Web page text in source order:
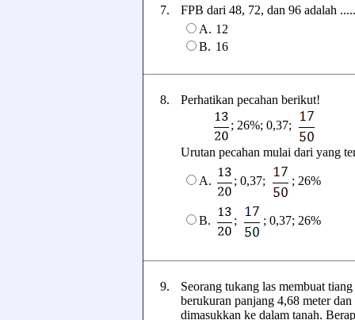
7.
FPB dari 48, 72, dan 96 adalah
A. 12
B. 16
8.
Perhatikan pecahan berikut!
; 26%; 0,37;
Urutan pecahan mulai dari yang
A. ; 0,37; ; 26%
B. ; ; 0,37; 26%
9.
Seorang tukang las membuat
berukuran panjang 4,68 meter
dimasukkan ke dalam tanah.